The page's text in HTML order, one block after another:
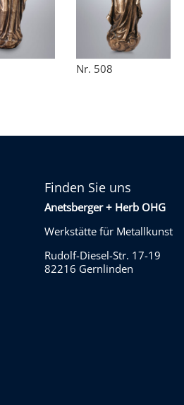
Nr. 508
Finden Sie uns
Anetsberger + Herb OHG
Werkstätte für Metallkunst
Rudolf-Diesel-Str. 17-19
82216 Gernlinden